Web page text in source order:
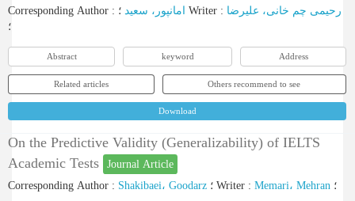
Corresponding Author : امانپور، سعید Writer : رحیمی چم خانی، علیرضا
؛
Abstract keyword Address
Related articles Others recommend to see
Download
On the Predictive Validity (Generalizability) of IELTS
Academic Tests
Journal Article
Corresponding Author : Shakibaei، Goodarz Writer : Memari، Mehran ؛